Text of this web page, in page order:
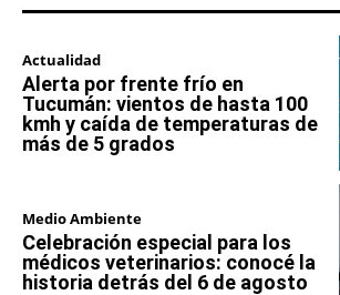
Actualidad
Alerta por frente frío en
Tucumán: vientos de hasta 100
kmh y caída de temperaturas de
más de 5 grados
Medio Ambiente
Celebración especial para los
médicos veterinarios: conocé la
historia detrás del 6 de agosto